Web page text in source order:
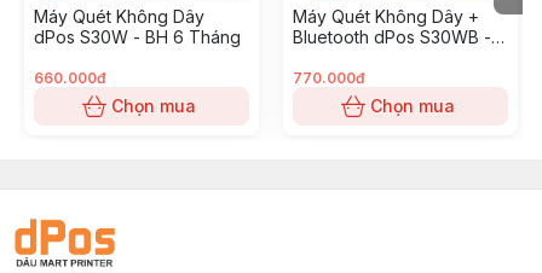
Máy Quét Không Dây
dPos S30W - BH 6 Tháng
660.000đ
Chọn mua
Máy Quét Không Dây +
Bluetooth dPos S30WB -
770.000đ
Chọn mua